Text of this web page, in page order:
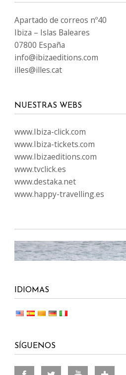
Apartado de correos nº40
Ibiza – Islas Baleares
07800 España
info@ibizaeditions.com
illes@illes.cat
NUESTRAS WEBS
www.Ibiza-click.com
www.Ibiza-tickets.com
www.Ibizaeditions.com
www.tvclick.es
www.destaka.net
www.happy-travelling.es
IDIOMAS
SÍGUENOS